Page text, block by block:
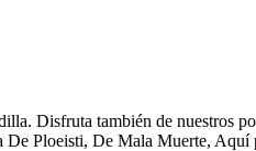
Disfruta también de nuestros
Ploeisti, De Mala Muerte, Aquí